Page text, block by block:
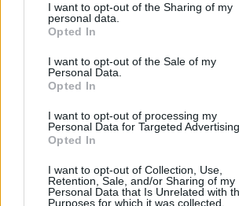
I want to opt-out of the Sharing of my
personal data.
Opted In
I want to opt-out of the Sale of my
Personal Data.
Opted In
I want to opt-out of processing my
Personal Data for Targeted Advertising.
Opted In
I want to opt-out of Collection, Use,
Retention, Sale, and/or Sharing of my
Personal Data that Is Unrelated with
Purposes for which it was collected.
hogy legyen egy olyan hely,
bejön a gyermek, akkor
érezze magát, hogy egy
térben zenél, fest,
nyilván a konferenciaterem
egyszer, hanem bárhányszor
használható” –